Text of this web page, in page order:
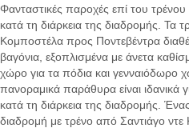
Φανταστικές παροχές επί του τρένου
κατά τη διάρκεια της διαδρομής. Τα
Κομποστέλα προς Ποντεβέντρα
βαγόνια, εξοπλισμένα με άνετα
χώρο για τα πόδια και γενναιόδωρο
πανοραμικά παράθυρα είναι ιδανικά
κατά τη διάρκεια της διαδρομής.
διαδρομή με τρένο από Σαντιάγο